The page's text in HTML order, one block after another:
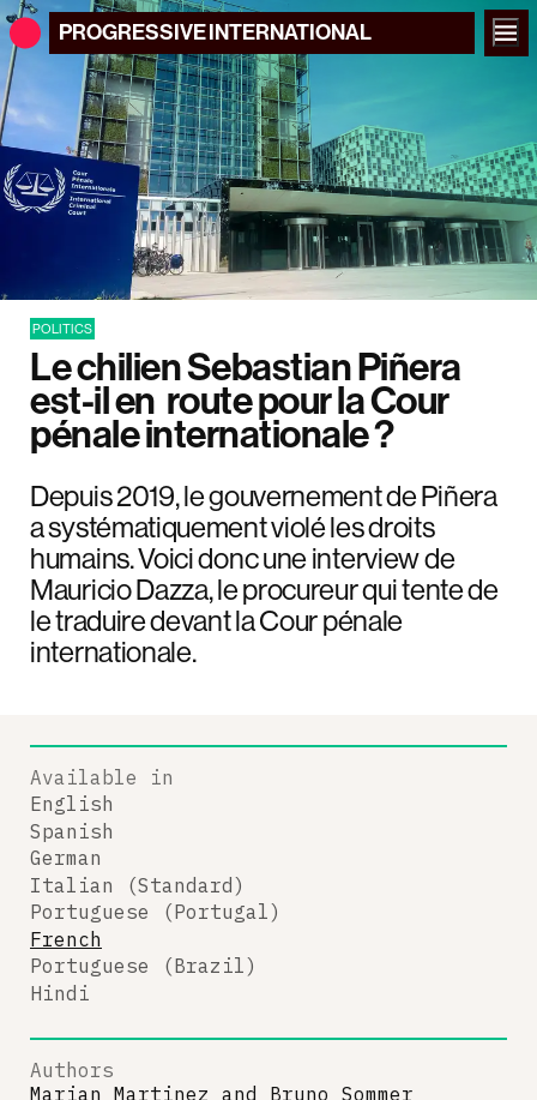
PROGRESSIVEINTERNATIONAL
POLITICS
Le‌ ‌chilien‌ ‌Sebastian‌ ‌Piñera‌
‌est-il‌ ‌en‌ ‌ route‌ ‌pour‌ ‌la‌ ‌Cour‌
‌pénale‌ ‌internationale‌ ‌?‌
Depuis 2019, le gouvernement de Piñera
a systématiquement violé les droits
humains. Voici donc une interview de
Mauricio Dazza, le procureur qui tente de
le traduire devant la Cour pénale
internationale.
Available in
English
Spanish
German
Italian (Standard)
Portuguese (Portugal)
French
Portuguese (Brazil)
Hindi
Authors
Marian Martinez and Bruno Sommer